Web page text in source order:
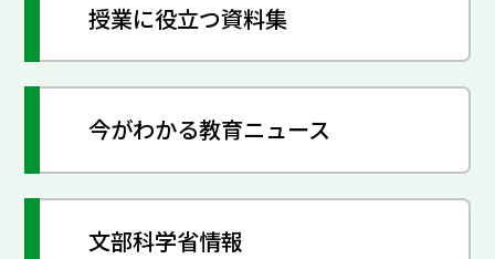
授業に役立つ資料集
今がわかる教育ニュース
文部科学省情報